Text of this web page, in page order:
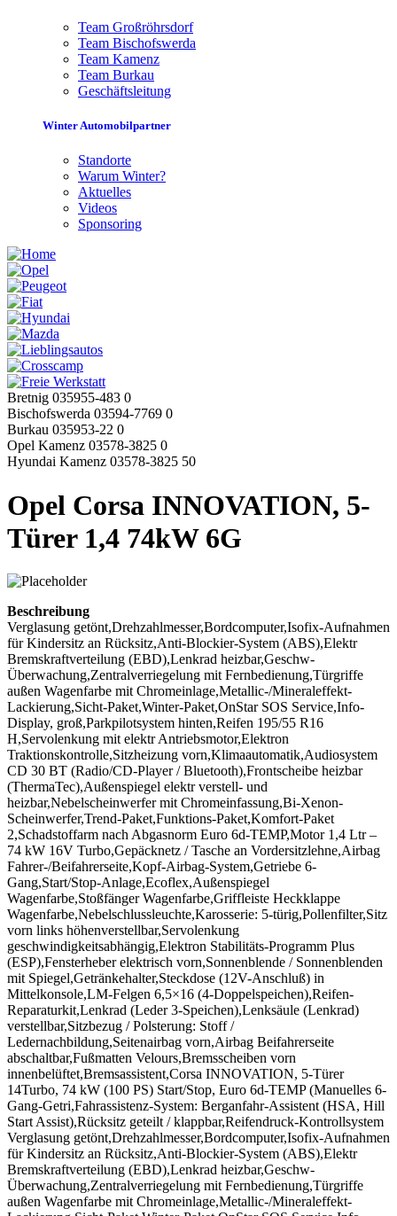
Team Großröhrsdorf
Team Bischofswerda
Team Kamenz
Team Burkau
Geschäftsleitung
Winter Automobilpartner
Standorte
Warum Winter?
Aktuelles
Videos
Sponsoring
Bretnig 035955-483 0
Bischofswerda 03594-7769 0
Burkau 035953-22 0
Opel Kamenz 03578-3825 0
Hyundai Kamenz 03578-3825 50
Opel Corsa INNOVATION, 5-
Türer 1,4 74kW 6G
Beschreibung
Verglasung getönt,Drehzahlmesser,Bordcomputer,Isofix-Aufnahmen
für Kindersitz an Rücksitz,Anti-Blockier-System (ABS),Elektr
Bremskraftverteilung (EBD),Lenkrad heizbar,Geschw-
Überwachung,Zentralverriegelung mit Fernbedienung,Türgriffe
außen Wagenfarbe mit Chromeinlage,Metallic-/Mineraleffekt-
Lackierung,Sicht-Paket,Winter-Paket,OnStar SOS Service,Info-
Display, groß,Parkpilotsystem hinten,Reifen 195/55 R16
H,Servolenkung mit elektr Antriebsmotor,Elektron
Traktionskontrolle,Sitzheizung vorn,Klimaautomatik,Audiosystem
CD 30 BT (Radio/CD-Player / Bluetooth),Frontscheibe heizbar
(ThermaTec),Außenspiegel elektr verstell- und
heizbar,Nebelscheinwerfer mit Chromeinfassung,Bi-Xenon-
Scheinwerfer,Trend-Paket,Funktions-Paket,Komfort-Paket
2,Schadstoffarm nach Abgasnorm Euro 6d-TEMP,Motor 1,4 Ltr –
74 kW 16V Turbo,Gepäcknetz / Tasche an Vordersitzlehne,Airbag
Fahrer-/Beifahrerseite,Kopf-Airbag-System,Getriebe 6-
Gang,Start/Stop-Anlage,Ecoflex,Außenspiegel
Wagenfarbe,Stoßfänger Wagenfarbe,Griffleiste Heckklappe
Wagenfarbe,Nebelschlussleuchte,Karosserie: 5-türig,Pollenfilter,Sitz
vorn links höhenverstellbar,Servolenkung
geschwindigkeitsabhängig,Elektron Stabilitäts-Programm Plus
(ESP),Fensterheber elektrisch vorn,Sonnenblende / Sonnenblenden
mit Spiegel,Getränkehalter,Steckdose (12V-Anschluß) in
Mittelkonsole,LM-Felgen 6,5×16 (4-Doppelspeichen),Reifen-
Reparaturkit,Lenkrad (Leder 3-Speichen),Lenksäule (Lenkrad)
verstellbar,Sitzbezug / Polsterung: Stoff /
Ledernachbildung,Seitenairbag vorn,Airbag Beifahrerseite
abschaltbar,Fußmatten Velours,Bremsscheiben vorn
innenbelüftet,Bremsassistent,Corsa INNOVATION, 5-Türer
14Turbo, 74 kW (100 PS) Start/Stop, Euro 6d-TEMP (Manuelles 6-
Gang-Getri,Fahrassistenz-System: Berganfahr-Assistent (HSA, Hill
Start Assist),Rücksitz geteilt / klappbar,Reifendruck-Kontrollsystem
Verglasung getönt,Drehzahlmesser,Bordcomputer,Isofix-Aufnahmen
für Kindersitz an Rücksitz,Anti-Blockier-System (ABS),Elektr
Bremskraftverteilung (EBD),Lenkrad heizbar,Geschw-
Überwachung,Zentralverriegelung mit Fernbedienung,Türgriffe
außen Wagenfarbe mit Chromeinlage,Metallic-/Mineraleffekt-